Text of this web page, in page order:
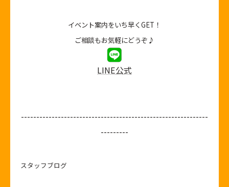
イベント案内をいち早くGET！
ご相談もお気軽にどうぞ♪
LINE公式
-------------------------------------------------------------
---------
スタッフブログ